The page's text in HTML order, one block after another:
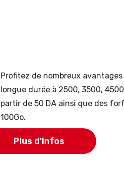
Profitez de nombreux
longue durée à 2500, 3500,
partir de 50 DA ainsi que des
100Go.
Plus d'infos